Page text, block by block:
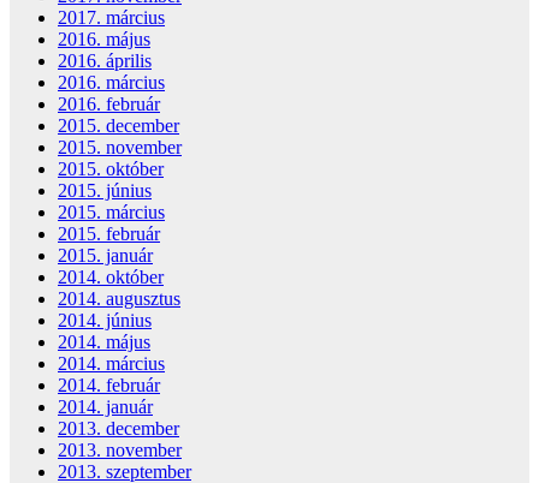
2017. március
2016. május
2016. április
2016. március
2016. február
2015. december
2015. november
2015. október
2015. június
2015. március
2015. február
2015. január
2014. október
2014. augusztus
2014. június
2014. május
2014. március
2014. február
2014. január
2013. december
2013. november
2013. szeptember